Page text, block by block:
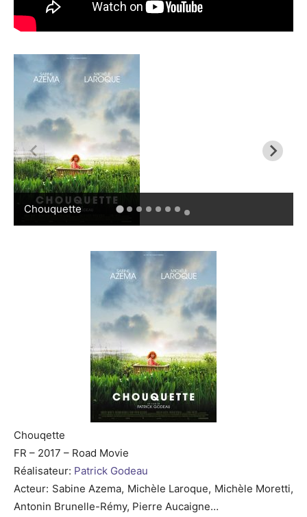
Chouquette
Chouqette
FR – 2017 – Road Movie
Réalisateur: Patrick Godeau
Acteur: Sabine Azema, Michèle Laroque, Michèle Moretti,
Antonin Brunelle-Rémy, Pierre Aucaigne…